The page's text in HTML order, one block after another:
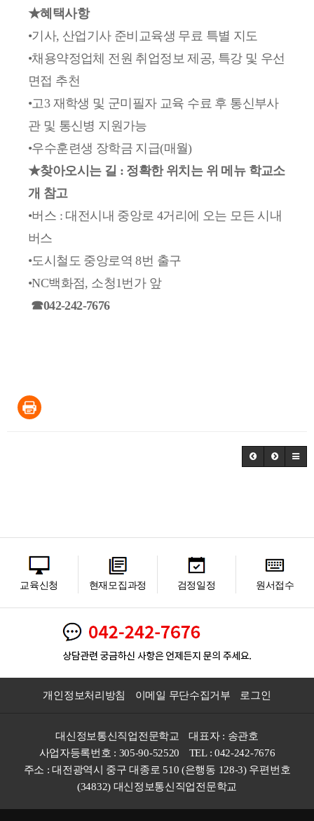
★혜택사항
•기사, 산업기사 준비교육생 무료 특별 지도
•채용약정업체 전원 취업정보 제공, 특강 및 우선
면접 추천
•고3 재학생 및 군미필자 교육 수료 후 통신부사
관 및 통신병 지원가능
•우수훈련생 장학금 지급(매월)
★찾아오시는 길 : 정확한 위치는 위 메뉴 학교소
개 참고
•버스 : 대전시내 중앙로 4거리에 오는 모든 시내
버스
•도시철도 중앙로역 8번 출구
•NC백화점, 소청1번가 앞
☎042-242-7676
교육신청 현재모집과정 검정일정 원서접수
개인정보처리방침 이메일 무단수집거부 로그인
대신정보통신직업전문학교
대표자 : 송관호
사업자등록번호 : 305-90-52520
TEL : 042-242-7676
주소 : 대전광역시 중구 대종로 510 (은행동 128-3) 우편번호
(34832) 대신정보통신직업전문학교